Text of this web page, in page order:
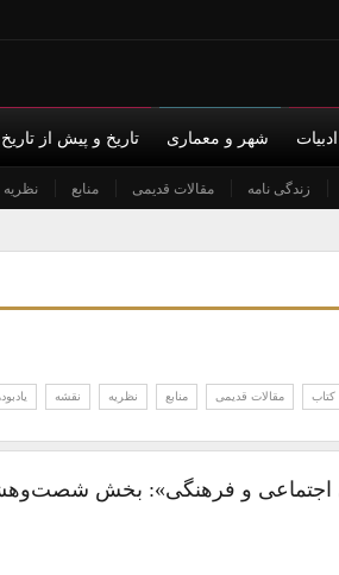
خصوصی
شهر و معماری تاریخ و پیش از تاریخ
زندگی نامه مقالات قدیمی منابع نظریه
کتاب مقالات قدیمی منابع نظریه نقشه
اجتماعی و فرهنگی»: بخش